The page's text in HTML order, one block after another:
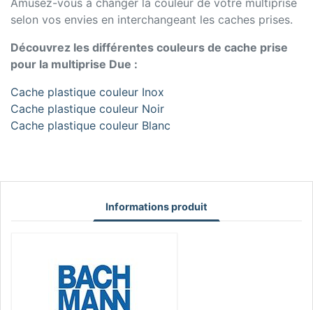
selon vos envies en interchangeant les caches prises.
Découvrez les différentes couleurs de cache prise
pour la multiprise Due :
Cache plastique couleur Inox
Cache plastique couleur Noir
Cache plastique couleur Blanc
Informations produit